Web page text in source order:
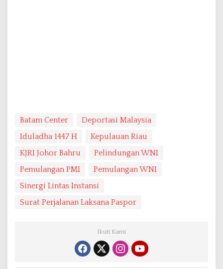
Batam Center
Deportasi Malaysia
Iduladha 1447 H
Kepulauan Riau
KJRI Johor Bahru
Pelindungan WNI
Pemulangan PMI
Pemulangan WNI
Sinergi Lintas Instansi
Surat Perjalanan Laksana Paspor
Ikuti Kami